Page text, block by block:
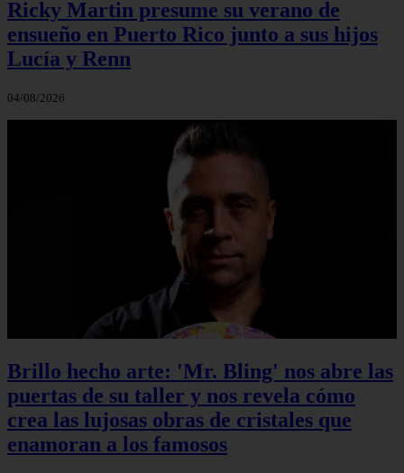
Ricky Martin presume su verano de
ensueño en Puerto Rico junto a sus hijos
Lucía y Renn
04/08/2026
Brillo hecho arte: 'Mr. Bling' nos abre las
puertas de su taller y nos revela cómo
crea las lujosas obras de cristales que
enamoran a los famosos